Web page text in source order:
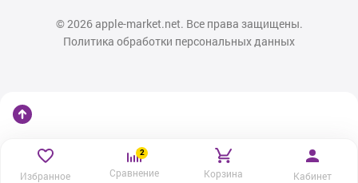
© 2026apple-market.net. Все права защищены.
Политика обработки персональных данных
Избранное
2
Сравнение Корзина Кабинет